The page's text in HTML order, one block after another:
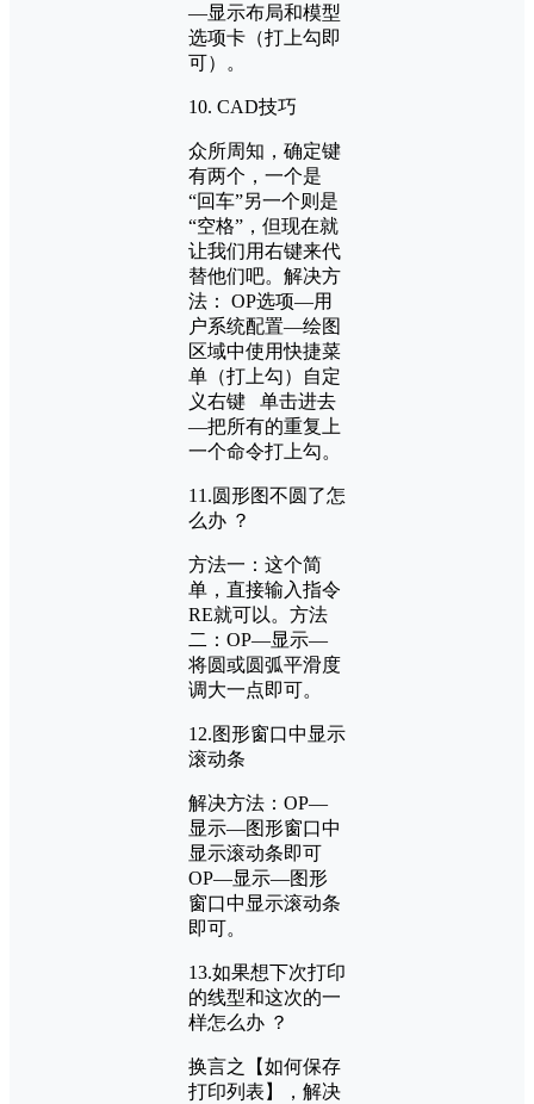
—显示布局和模型
选项卡（打上勾即
可）。
10. CAD技巧
众所周知，确定键
有两个，一个是
“回车”另一个则是
“空格”，但现在就
让我们用右键来代
替他们吧。解决方
法： OP选项—用
户系统配置—绘图
区域中使用快捷菜
单（打上勾）自定
义右键 单击进去
—把所有的重复上
一个命令打上勾。
11.圆形图不圆了怎
么办 ？
方法一：这个简
单，直接输入指令
RE就可以。方法
二：OP—显示—
将圆或圆弧平滑度
调大一点即可。
12.图形窗口中显示
滚动条
解决方法：OP—
显示—图形窗口中
显示滚动条即可
OP—显示—图形
窗口中显示滚动条
即可。
13.如果想下次打印
的线型和这次的一
样怎么办 ？
换言之【如何保存
打印列表】，解决